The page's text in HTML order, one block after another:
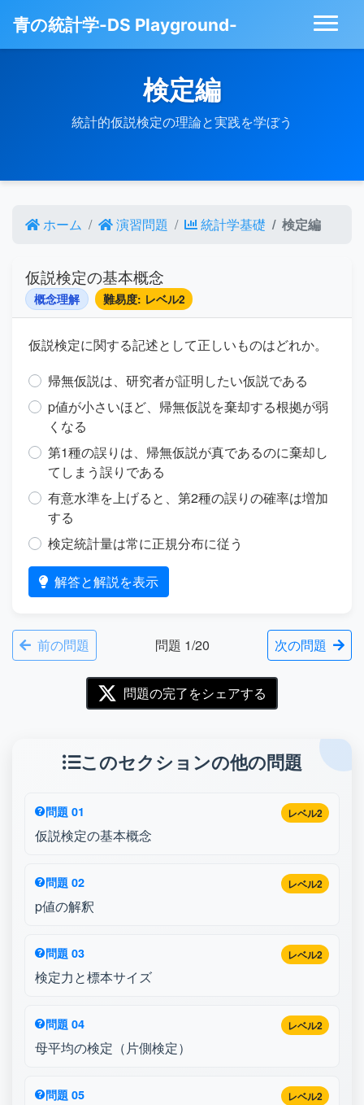
青の統計学-DS Playground-
検定編
統計的仮説検定の理論と実践を学ぼう
ホーム 演習問題 統計学基礎 検定編
仮説検定の基本概念
概念理解 難易度: レベル2
仮説検定に関する記述として正しいものはどれか。
帰無仮説は、研究者が証明したい仮説である
p値が小さいほど、帰無仮説を棄却する根拠が弱
くなる
第1種の誤りは、帰無仮説が真であるのに棄却し
てしまう誤りである
有意水準を上げると、第2種の誤りの確率は増加
する
検定統計量は常に正規分布に従う
解答と解説を表示
前の問題 問題 1/20 次の問題
問題の完了をシェアする
このセクションの他の問題
レベル2
問題 01
仮説検定の基本概念
レベル2
問題 02
p値の解釈
レベル2
問題 03
検定力と標本サイズ
レベル2
問題 04
母平均の検定（片側検定）
レベル2
問題 05